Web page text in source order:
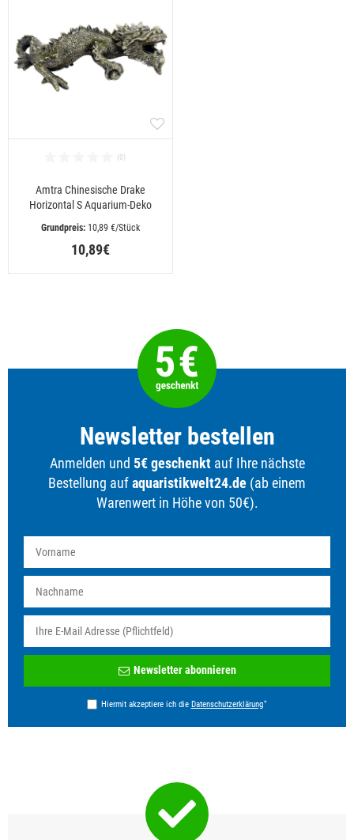
Amtra Chinesische Drake
Horizontal S Aquarium-Deko
10,89 €/Stück
10,89€
Newsletter bestellen
Anmelden und 5€ geschenktauf Ihre nächste
Bestellung aufaquaristikwelt24.de (ab einem
Warenwert in Höhe von 50€).
Honig
Newsletter abonnieren
Hiermit akzeptiere ich die Daten­schutz­erklärung*